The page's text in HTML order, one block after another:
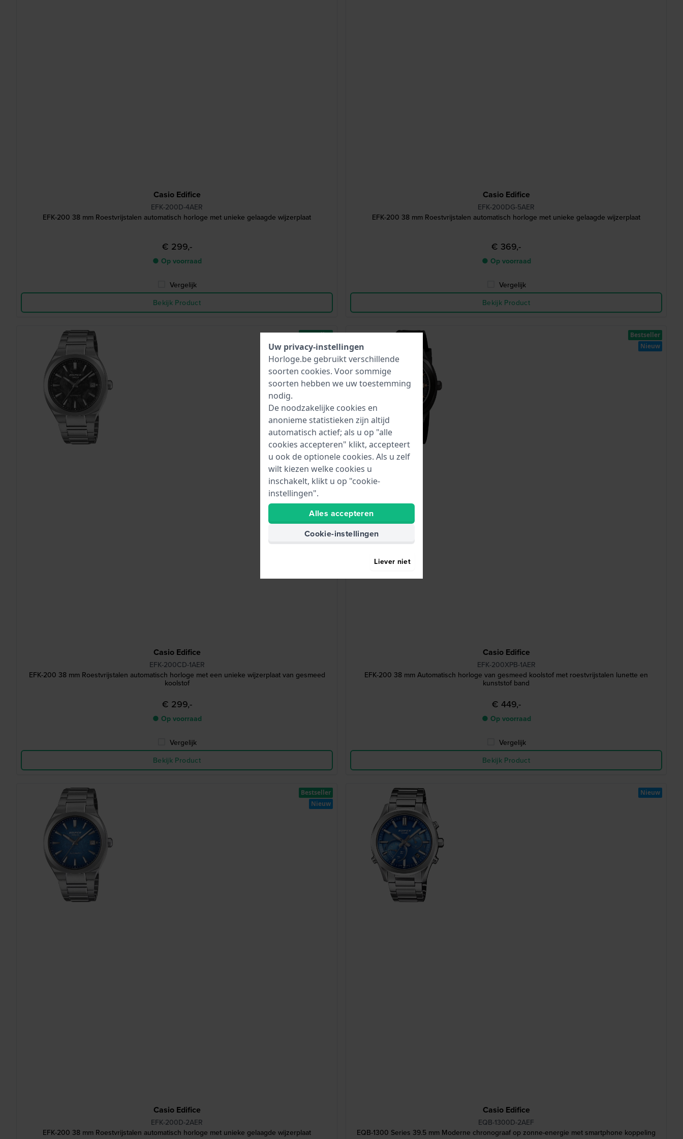
Casio Edifice
EFK-200D-4AER
EFK-200 38 mm Roestvrijstalen automatisch horloge met unieke gelaagde wijzerplaat
€ 299,-
● Op voorraad
Vergelijk
Bekijk Product
Casio Edifice
EFK-200DG-5AER
EFK-200 38 mm Roestvrijstalen automatisch horloge met unieke gelaagde wijzerplaat
€ 369,-
● Op voorraad
Vergelijk
Bekijk Product
Casio Edifice
EFK-200CD-1AER
EFK-200 38 mm Roestvrijstalen automatisch horloge met een unieke wijzerplaat van gesmeed
koolstof
€ 299,-
● Op voorraad
Vergelijk
Bekijk Product
Bestseller
Nieuw
Casio Edifice
EFK-200XPB-1AER
EFK-200 38 mm Automatisch horloge van gesmeed koolstof met roestvrijstalen lunette en
kunststof band
€ 449,-
● Op voorraad
Vergelijk
Bekijk Product
Bestseller
Nieuw
Casio Edifice
EFK-200D-2AER
EFK-200 38 mm Roestvrijstalen automatisch horloge met unieke gelaagde wijzerplaat
Bestseller
Nieuw
Casio Edifice
EQB-1300D-2AEF
EQB-1300 Series 39.5 mm Moderne chronograaf op zonne-energie met smartphone koppeling
Nieuw
Uw privacy-instellingen
Horloge.be gebruikt verschillende
soorten cookies. Voor sommige
soorten hebben we uw toestemming
nodig.
De noodzakelijke cookies en
anonieme statistieken zijn altijd
automatisch actief; als u op "alle
cookies accepteren" klikt, accepteert
u ook de optionele cookies. Als u zelf
wilt kiezen welke cookies u
inschakelt, klikt u op "cookie-
instellingen".
Alles accepteren
Cookie-instellingen
Liever niet